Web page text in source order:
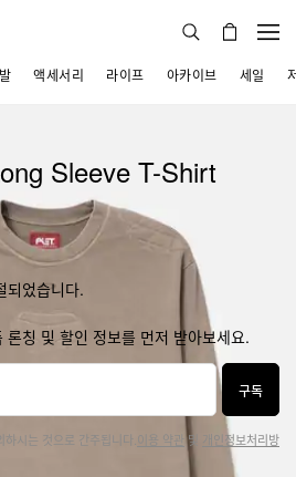
액세서리 라이프 아카이브 세일
Sleeve T-Shirt
되었습니다.
칭 및 할인 정보를 먼저 받아보세요.
구독
시는 것으로 간주됩니다. 이용 약관및 개인정보처리방